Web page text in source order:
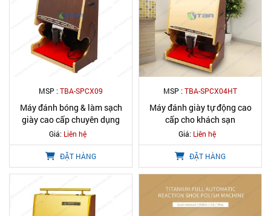
MSP :TBA-SPCX09
Máy đánh bóng & làm sạch
giày cao cấp chuyên dụng
Giá: Liên hệ
ĐẶT HÀNG
MSP :TBA-SPCX04HT
Máy đánh giày tự động cao
cấp cho khách sạn
Giá: Liên hệ
ĐẶT HÀNG